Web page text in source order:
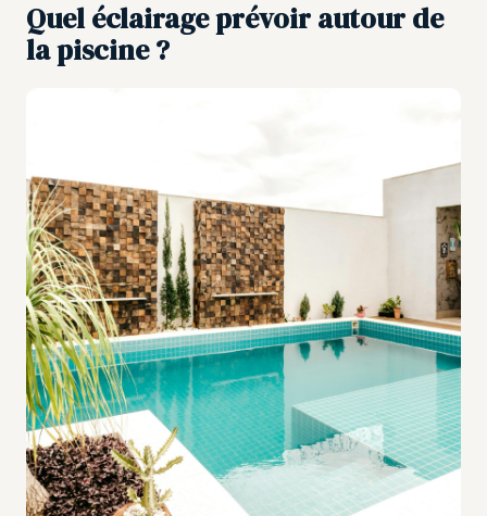
Quel éclairage prévoir autour de
la piscine ?